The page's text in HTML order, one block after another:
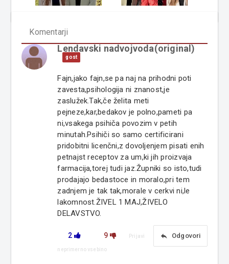
Komentarji
Lendavski nadvojvoda(original)
gost
Fajn,jako fajn,se pa naj na prihodni poti
zavesta,psihologija ni znanost,je
zaslužek.Tak,če želita meti
pejneze,kar,bedakov je polno,pameti pa
ni,vsakega psihiča povozim v petih
minutah.Psihiči so samo certificirani
pridobitni licenčni,z dovoljenjem pisati enih
petnajst receptov za um,ki jih proizvaja
farmacija,torej tudi jaz.Župniki so isto,tudi
prodajajo bedastoce in moralo,pri tem
zadnjem je tak tak,morale v cerkvi ni,le
lakomnost.ŽIVEL 1 MAJ,ŽIVELO
DELAVSTVO.
2 9 reply Odgovori
Prijavi
neprimerno vsebino